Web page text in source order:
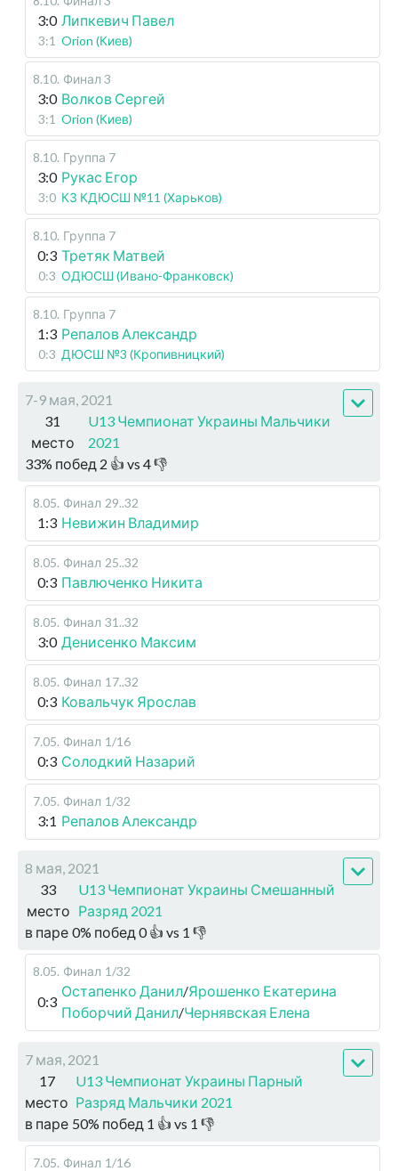
3:0 Липкевич Павел
3:1 Orion (Киев)
8.10. Финал 3
3:0 Волков Сергей
3:1 Orion (Киев)
8.10. Группа 7
3:0 Рукас Егор
3:0 КЗ КДЮСШ №11 (Харьков)
8.10. Группа 7
0:3 Третяк Матвей
0:3 ОДЮСШ (Ивано-Франковск)
8.10. Группа 7
1:3 Репалов Александр
0:3 ДЮСШ №3 (Кропивницкий)
7-9 мая, 2021
31
место
U13 Чемпионат Украины Мальчики
2021
33% побед 2 👍 vs 4👎
8.05. Финал 29..32
1:3 Невижин Владимир
8.05. Финал 25..32
0:3 Павлюченко Никита
8.05. Финал 31..32
3:0 Денисенко Максим
8.05. Финал 17..32
0:3 Ковальчук Ярослав
7.05. Финал 1/16
0:3 Солодкий Назарий
7.05. Финал 1/32
3:1 Репалов Александр
8 мая, 2021
33
место
U13 Чемпионат Украины Смешанный
Разряд 2021
в паре 0% побед 0👍 vs 1 👎
8.05. Финал 1/32
0:3
Остапенко Данил/Ярошенко Екатерина
Поборчий Данил/Чернявская Елена
7 мая, 2021
17
место
U13 Чемпионат Украины Парный
Разряд Мальчики 2021
в паре 50% побед 1 👍 vs 1 👎
7.05. Финал 1/16